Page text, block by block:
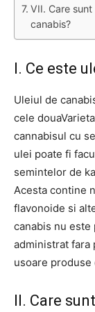
VII. Care
canabis?
I. Ce este
Uleiul de
cele
cannabisul cu
ulei poate fi
semintelor de
Acesta contine
flavonoide si
canabis nu
administrat fara
usoare produse
II. Care